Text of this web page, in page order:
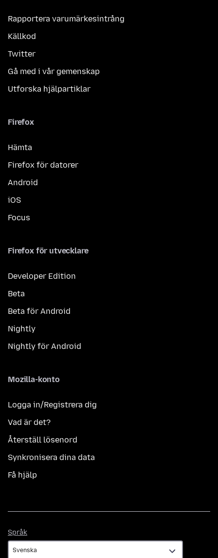
Rapportera varumärkesintrång
Källkod
Twitter
Gå med i vår gemenskap
Utforska hjälpartiklar
Firefox
Hämta
Firefox för datorer
Android
iOS
Focus
Firefox för utvecklare
Developer Edition
Beta
Beta för Android
Nightly
Nightly för Android
Mozilla-konto
Logga in/Registrera dig
Vad är det?
Återställ lösenord
Synkronisera dina data
Få hjälp
Språk